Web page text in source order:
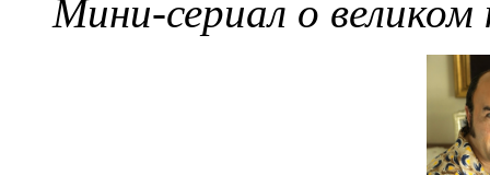
Мини-сериал о великом